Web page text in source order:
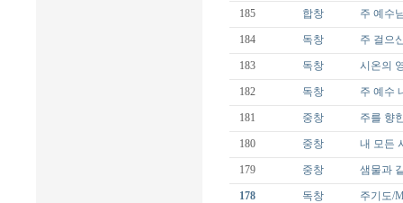
185 합창 주 예수
184 독창 주 걸으
183 독창 시온의
182 독창 주 예수
181 중창 주를 향
180 중창 내 모든
179 중창 샘물과
178 독창 주기도/